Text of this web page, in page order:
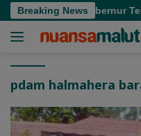
Langsung
ke
Breaking News
di Sofifi, Gubernur
pdam halmahera